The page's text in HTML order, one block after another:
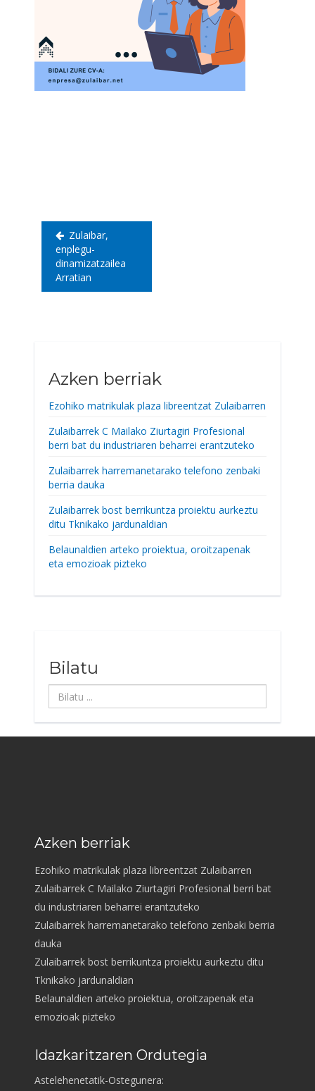
Zulaibar,
enplegu-
dinamizatzailea
Arratian
Azken berriak
Ezohiko matrikulak plaza libreentzat Zulaibarren
Zulaibarrek C Mailako Ziurtagiri Profesional
berri bat du industriaren beharrei erantzuteko
Zulaibarrek harremanetarako telefono zenbaki
berria dauka
Zulaibarrek bost berrikuntza proiektu aurkeztu
ditu Tknikako jardunaldian
Belaunaldien arteko proiektua, oroitzapenak
eta emozioak pizteko
Bilatu
Bilatu
...
Azken berriak
Ezohiko matrikulak plaza libreentzat Zulaibarren
Zulaibarrek C Mailako Ziurtagiri Profesional berri bat
du industriaren beharrei erantzuteko
Zulaibarrek harremanetarako telefono zenbaki berria
dauka
Zulaibarrek bost berrikuntza proiektu aurkeztu ditu
Tknikako jardunaldian
Belaunaldien arteko proiektua, oroitzapenak eta
emozioak pizteko
Idazkaritzaren Ordutegia
Astelehenetatik-Ostegunera: